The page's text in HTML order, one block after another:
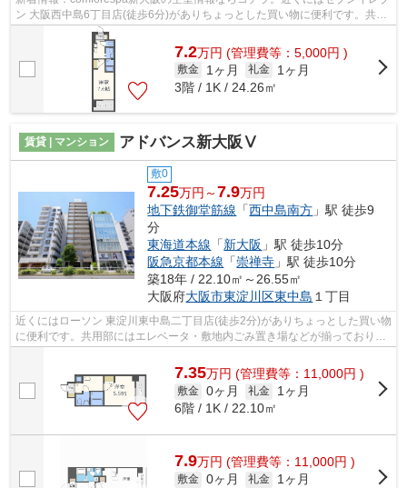
ン 大阪西中島6丁目店(徒歩6分)がありちょっとした買い物に便利です。共用
部にはエレベータ・敷地内ごみ置き場...
7.2万円 (管理費等：5,000円 )
敷金 1ヶ月 礼金
1ヶ月
3階 / 1K / 24.26㎡
賃貸 | マンション アドバンス新大阪Ⅴ
敷0
7.25万円～7.9万円
地下鉄御堂筋線 「西中島南方 」駅 徒歩9
分
東海道本線 「新大阪 」駅 徒歩10分
阪急京都本線 「崇禅寺 」駅 徒歩10分
築18年 / 22.10㎡～26.55㎡
大阪府大阪市東淀川区東中島 １丁目
近くにはローソン 東淀川東中島二丁目店(徒歩2分)がありちょっとした買い物
に便利です。共用部にはエレベータ・敷地内ごみ置き場などが揃っておりま
す。こちらはマンションタイプにな...
7.35万円 (管理費等：11,000円 )
敷金 0ヶ月 礼金
1ヶ月
6階 / 1K / 22.10㎡
7.9万円 (管理費等：11,000円 )
敷金 0ヶ月 礼金
1ヶ月